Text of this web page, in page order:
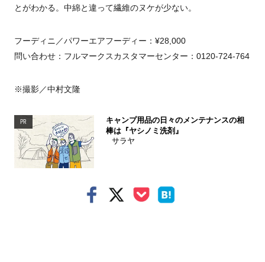
とがわかる。中綿と違って繊維のヌケが少ない。
フーディニ／パワーエアフーディー：¥28,000
問い合わせ：フルマークスカスタマーセンター：0120-724-764
※撮影／中村文隆
PR
キャンプ用品の日々のメンテナンスの相
棒は『ヤシノミ洗剤』
サラヤ